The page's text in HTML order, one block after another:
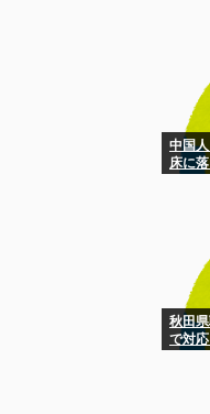
中国
床に
秋田
で対